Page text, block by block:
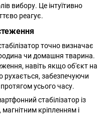
вибору. Це інтуїтивно
реагує.
точно визначає
чи домашня тварина.
навіть якщо об'єкт на
забезпечуючи
усього часу.